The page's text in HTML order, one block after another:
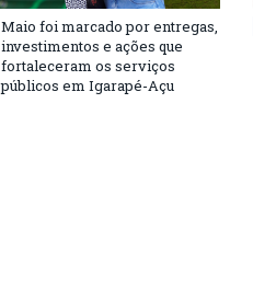
Maio foi marcado por entregas,
investimentos e ações que
fortaleceram os serviços
públicos em Igarapé-Açu